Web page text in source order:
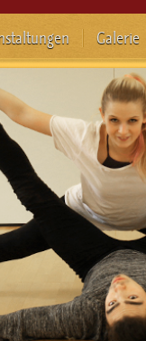
Galerie